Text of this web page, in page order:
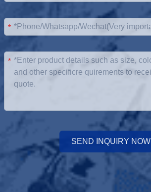
*
*
SEND INQUIRY NOW